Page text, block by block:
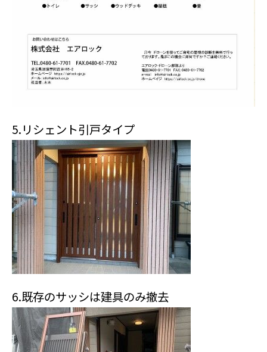
5.リシェント引戸タイプ
6.既存のサッシは建具のみ撤去